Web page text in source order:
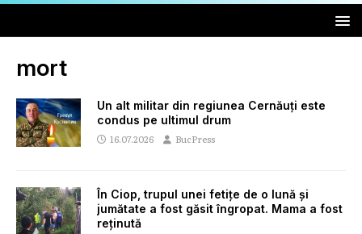
mort
Un alt militar din regiunea Cernăuți este
condus pe ultimul drum
16.07.2026 BucPress
În Ciop, trupul unei fetițe de o lună și
jumătate a fost găsit îngropat. Mama a fost
reținută